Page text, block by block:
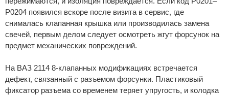
Р0204 появился вскоре после визита в сервис, где
снималась клапанная крышка или производилась замена
свечей, первым делом следует осмотреть жгут форсунок на
предмет механических повреждений.
На ВАЗ 2114 8-клапанных модификациях встречается
дефект, связанный с разъемом форсунки. Пластиковый
фиксатор разъема со временем теряет упругость, и колодка